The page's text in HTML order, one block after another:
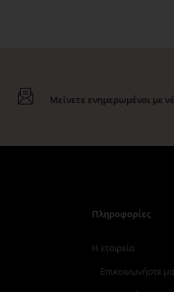
Μείνετε ενημερωμένοι με
Πληροφορίες
Η εταιρεία
Επικοινωνήστε